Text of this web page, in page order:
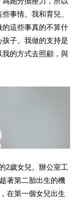
事情。我和育兒、
這些事真的不算什
子。我做的支持是
的方式去照顧，與
2歲女兒。辦公室工
著第二胎出生的機
在第一個女兒出生